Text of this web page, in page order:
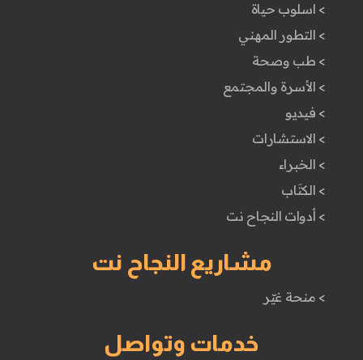
> اسلوب حياة
> التطور المهني
> طب وصحة
> الأسرة والمجتمع
> فيديو
> الاستشارات
> الخبراء
> الكتَاب
> أدوات النجاح نت
مشاريع النجاح نت
> منحة غيّر
خدمات وتواصل